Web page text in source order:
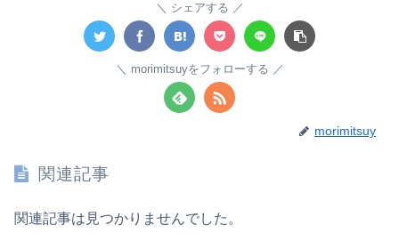
シェアする
morimitsuyをフォローする
morimitsuy
関連記事
関連記事は見つかりませんでした。